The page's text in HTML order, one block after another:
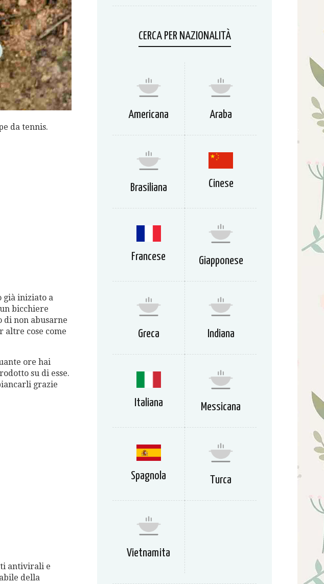
da tennis.
già iniziato a
bicchiere
di non abusarne
altre cose come
ore hai
su di esse.
grazie
antivirali e
della
CERCA PER NAZIONALITÀ
Americana Araba
Brasiliana Cinese
Francese Giapponese
Greca Indiana
Italiana Messicana
Spagnola Turca
Vietnamita